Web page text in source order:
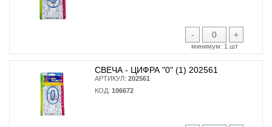
- +
минимум: 1 шт
СВЕЧА - ЦИФРА "0" (1) 202561
АРТИКУЛ: 202561
КОД: 106672